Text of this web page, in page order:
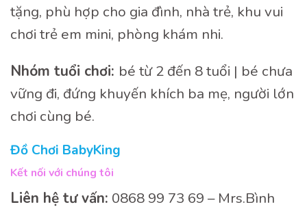
tặng, phù hợp cho gia đình, nhà trẻ, khu vui
chơi trẻ em mini, phòng khám nhi.
Nhóm tuổi chơi: bé từ 2 đến 8 tuổi | bé chưa
vững đi, đứng khuyến khích ba mẹ, người lớn
chơi cùng bé.
Đồ Chơi BabyKing
Kết nối với chúng tôi
Liên hệ tư vấn: 0868 99 73 69 – Mrs.Bình